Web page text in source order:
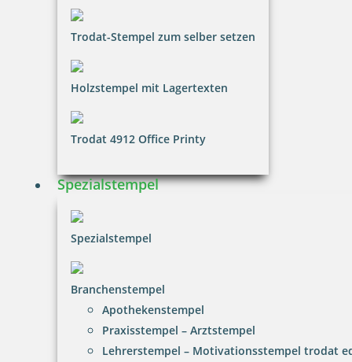
Trodat-Stempel zum selber setzen
Holzstempel mit Lagertexten
Trodat 4912 Office Printy
Spezialstempel
Spezialstempel
Branchenstempel
Apothekenstempel
Praxisstempel – Arztstempel
Lehrerstempel – Motivationsstempel trodat
trodat edy FIX - Motivationsstempel Lass dich nicht hängen
inkl. 20.00 % Mwst.
trodat edy FIX - Motivationsstempel Fleissig - Printy 4922